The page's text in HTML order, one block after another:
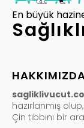
En büyük
hazırlanmış
Çin tıbbını bir